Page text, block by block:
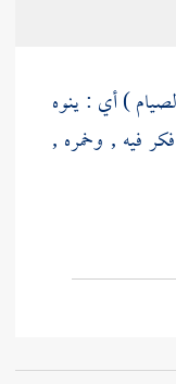
) أي : ينوه
فيه , وخمره ,